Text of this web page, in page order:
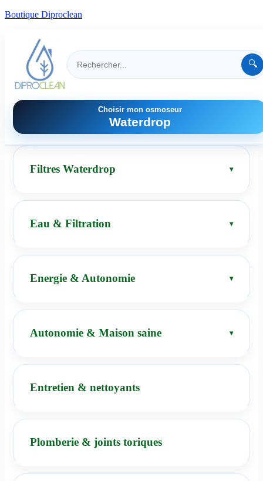
Boutique Diproclean
🔍
Choisir mon osmoseur
Waterdrop
Filtres Waterdrop
Eau & Filtration
Energie & Autonomie
Autonomie & Maison saine
Entretien & nettoyants
Plomberie & joints toriques